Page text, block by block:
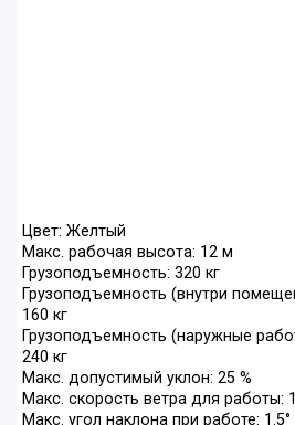
Цвет: Желтый
Макс. рабочая высота: 12 м
Грузоподъемность: 320 кг
Грузоподъемность (внутри
160 кг
Грузоподъемность (наружные
240 кг
Макс. допустимый уклон: 25 %
Макс. скорость ветра для работы:
Макс. угол наклона при работе: 1.5°